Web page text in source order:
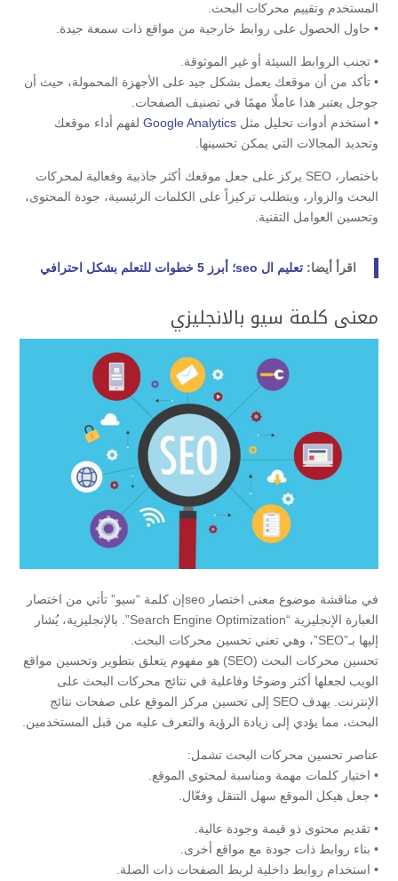
المستخدم وتقييم محركات البحث.
• حاول الحصول على روابط خارجية من مواقع ذات سمعة جيدة.
• تجنب الروابط السيئة أو غير الموثوقة.
• تأكد من أن موقعك يعمل بشكل جيد على الأجهزة المحمولة، حيث أن
جوجل يعتبر هذا عاملًا مهمًا في تصنيف الصفحات.
• استخدم أدوات تحليل مثل Google Analytics لفهم أداء موقعك
وتحديد المجالات التي يمكن تحسينها.
باختصار، SEO يركز على جعل موقعك أكثر جاذبية وفعالية لمحركات
البحث والزوار، ويتطلب تركيزاً على الكلمات الرئيسية، جودة المحتوى،
وتحسين العوامل التقنية.
اقرأ أيضا: تعليم ال seo؛ أبرز 5 خطوات للتعلم بشكل احترافي
معنى كلمة سيو بالانجليزي
في مناقشة موضوع معنى اختصار seoإن كلمة “سيو” تأتي من اختصار
العبارة الإنجليزية “Search Engine Optimization”. بالإنجليزية، يُشار
إليها بـ”SEO”، وهي تعني تحسين محركات البحث.
تحسين محركات البحث (SEO) هو مفهوم يتعلق بتطوير وتحسين مواقع
الويب لجعلها أكثر وضوحًا وفاعلية في نتائج محركات البحث على
الإنترنت. يهدف SEO إلى تحسين مركز الموقع على صفحات نتائج
البحث، مما يؤدي إلى زيادة الرؤية والتعرف عليه من قبل المستخدمين.
عناصر تحسين محركات البحث تشمل:
• اختيار كلمات مهمة ومناسبة لمحتوى الموقع.
• جعل هيكل الموقع سهل التنقل وفعّال.
• تقديم محتوى ذو قيمة وجودة عالية.
• بناء روابط ذات جودة مع مواقع أخرى.
• استخدام روابط داخلية لربط الصفحات ذات الصلة.